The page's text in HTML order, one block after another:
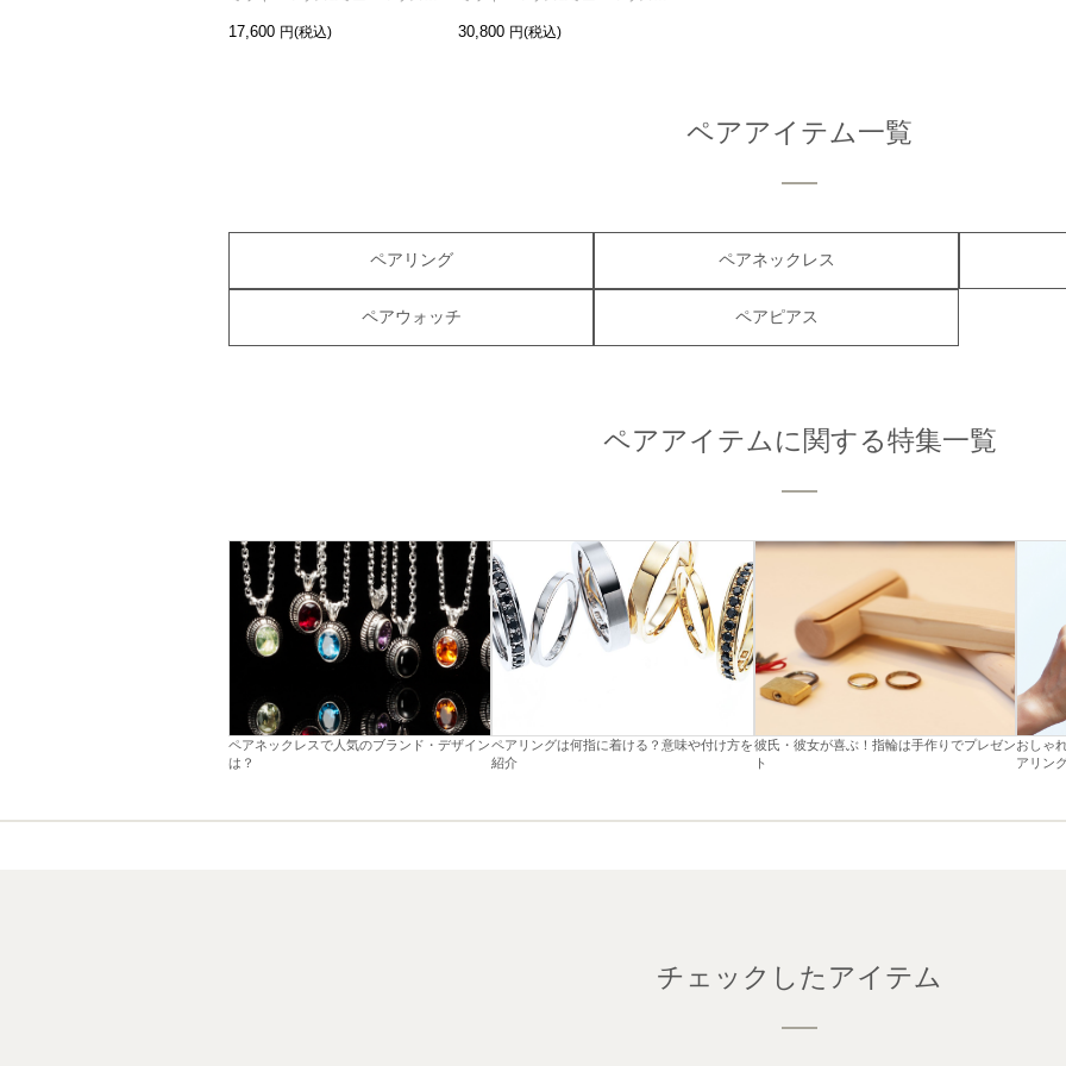
17,600 30,800
ペアアイテム一覧
ペアリング ペアネックレス
ペアウォッチ ペアピアス
ペアアイテムに関する特集一覧
ペアネックレスで人気のブランド・デザイン
は？
ペアリングは何指に着ける？意味や付け方を
紹介
彼氏・彼女が喜ぶ！指輪は手作りでプレゼン
ト
おしゃ
アリン
チェックしたアイテム